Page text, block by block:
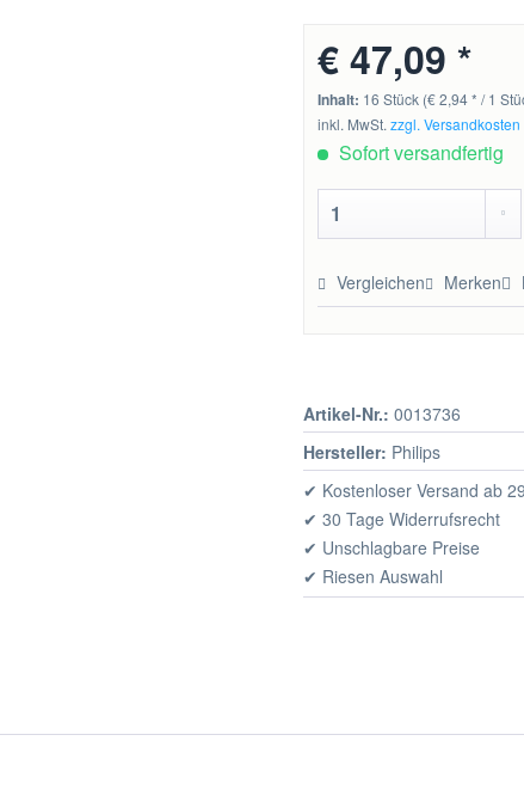
€ 47,09 *
Inhalt: 16 Stück (€ 2,94 * / 1
inkl. MwSt.zzgl. Versandkosten
Sofort versandfertig
Vergleichen Merken
Artikel-Nr.: 0013736
Hersteller: Philips
✔ Kostenloser Versand ab
✔ 30 Tage Widerrufsrecht
✔ Unschlagbare Preise
✔ Riesen Auswahl